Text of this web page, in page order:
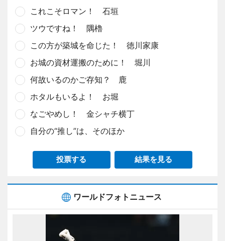
これこそロマン！ 石垣
ツウですね！ 隅櫓
この方が築城を命じた！ 徳川家康
お城の資材運搬のために！ 堀川
何故いるのかご存知？ 鹿
ホタルもいるよ！ お堀
なごやめし！ 金シャチ横丁
自分の“推し”は、そのほか
投票する 結果を見る
ワールドフォトニュース